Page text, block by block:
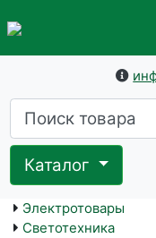
Каталог
Электротовары
Светотехника